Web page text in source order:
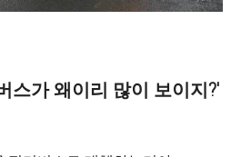
스가 왜이리 많이 보이지?'